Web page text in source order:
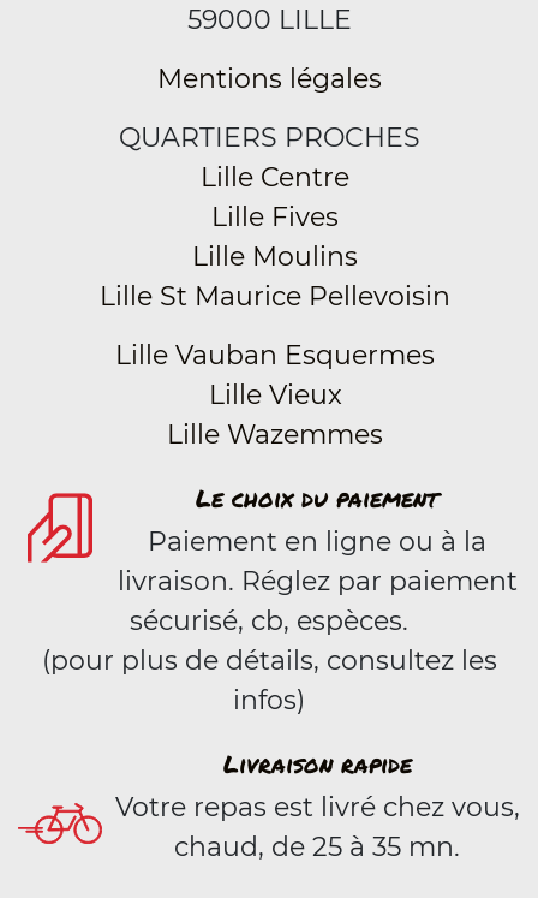
59000 LILLE
Mentions légales
QUARTIERS PROCHES
Lille Centre
Lille Fives
Lille Moulins
Lille St Maurice Pellevoisin
Lille Vauban Esquermes
Lille Vieux
Lille Wazemmes
Le choix du paiement
Paiement en ligne ou à la
livraison. Réglez par paiement
sécurisé, cb, espèces.
(pour plus de détails, consultez les
infos)
Livraison rapide
Votre repas est livré chez vous,
chaud, de 25 à 35 mn.